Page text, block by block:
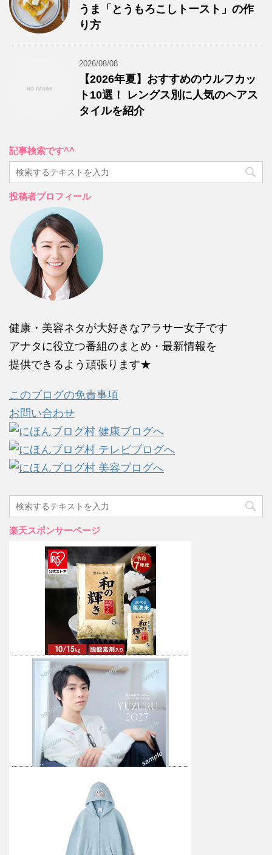
うま「とうもろこしトースト」の作
り方
2026/08/08
【2026年夏】おすすめのウルフカッ
ト10選！ レングス別に人気のヘアス
タイルを紹介
記事検索です^^
投稿者プロフィール
健康・美容ネタが大好きなアラサー女子です
アナタに役立つ番組のまとめ・最新情報を
提供できるよう頑張ります★
このブログの免責事項
お問い合わせ
楽天スポンサーページ